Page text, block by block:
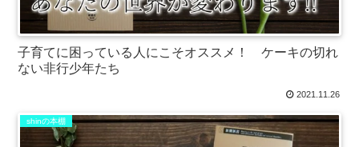
子育てに困っている人にこそオススメ！ ケーキの切れ
ない非行少年たち
2021.11.26
shinの本棚